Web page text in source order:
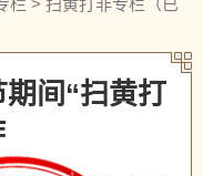
栏 > 扫黄打非专栏（已
间“扫黄打